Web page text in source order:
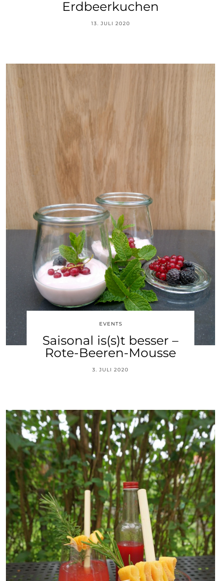
Erdbeerkuchen
13. JULI 2020
EVENTS
Saisonal is(s)t besser –
Rote-Beeren-Mousse
3. JULI 2020